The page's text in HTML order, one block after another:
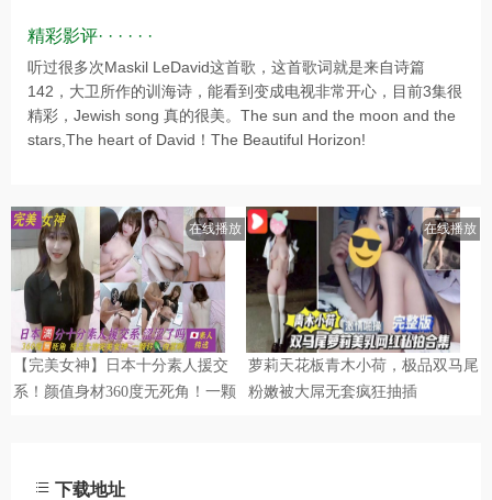
精彩影评· · · · · ·
听过很多次Maskil LeDavid这首歌，这首歌词就是来自诗篇
142，大卫所作的训海诗，能看到变成电视非常开心，目前3集很
精彩，Jewish song 真的很美。The sun and the moon and the
stars,The heart of David！The Beautiful Horizon!
下载地址